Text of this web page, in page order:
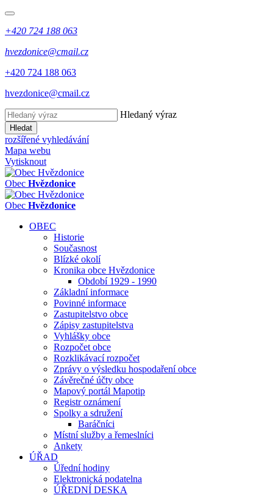
+420 724 188 063
hvezdonice@cmail.cz
+420 724 188 063
hvezdonice@cmail.cz
Hledaný výraz
Hledat
rozšířené vyhledávání
Mapa webu
Vytisknout
Obec Hvězdonice
Obec Hvězdonice
OBEC
Historie
Současnost
Blízké okolí
Kronika obce Hvězdonice
Období 1929 - 1990
Základní informace
Povinné informace
Zastupitelstvo obce
Zápisy zastupitelstva
Vyhlášky obce
Rozpočet obce
Rozklikávací rozpočet
Zprávy o výsledku hospodaření obce
Závěrečné účty obce
Mapový portál Mapotip
Registr oznámení
Spolky a sdružení
Baráčníci
Místní služby a řemeslníci
Ankety
ÚŘAD
Úřední hodiny
Elektronická podatelna
ÚŘEDNÍ DESKA